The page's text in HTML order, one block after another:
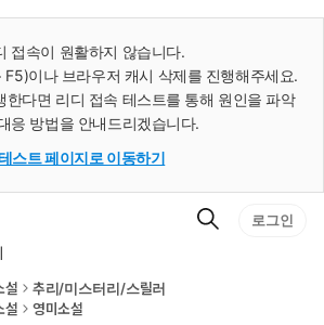
접속이 원활하지 않습니다.
이나 브라우저 캐시 삭제를 진행해주세요.
한다면 리디 접속 테스트를 통해 원인을 파악
응 방법을 안내드리겠습니다.
스트 페이지로 이동하기
검
로그인
설
추리/미스터리/스릴러
설
영미소설